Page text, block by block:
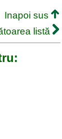
Inapoi sus
listă